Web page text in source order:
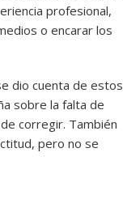
profesional,
o encarar los
dio cuenta de estos
sobre la falta de
corregir. También
pero no se